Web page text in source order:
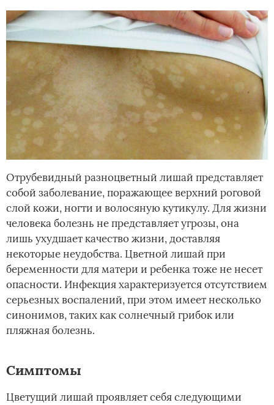
Отрубевидный разноцветный лишай представляет
собой заболевание, поражающее верхний роговой
слой кожи, ногти и волосяную кутикулу. Для жизни
человека болезнь не представляет угрозы, она
лишь ухудшает качество жизни, доставляя
некоторые неудобства. Цветной лишай при
беременности для матери и ребенка тоже не несет
опасности. Инфекция характеризуется отсутствием
серьезных воспалений, при этом имеет несколько
синонимов, таких как солнечный грибок или
пляжная болезнь.
Симптомы
Цветущий лишай проявляет себя следующими